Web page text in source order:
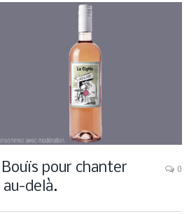
Bouïs pour chanter
delà.
0